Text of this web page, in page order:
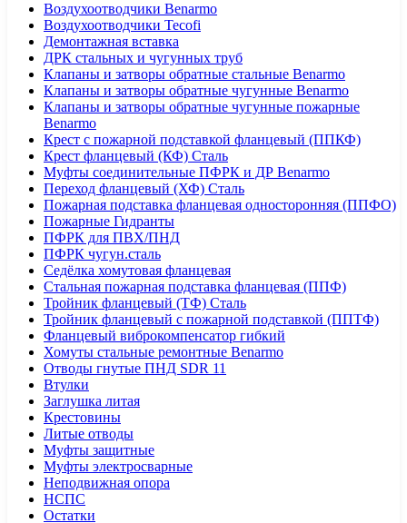
Воздухоотводчики Benarmo
Воздухоотводчики Tecofi
Демонтажная вставка
ДРК стальных и чугунных труб
Клапаны и затворы обратные стальные Benarmo
Клапаны и затворы обратные чугунные Benarmo
Клапаны и затворы обратные чугунные пожарные
Benarmo
Крест с пожарной подставкой фланцевый (ППКФ)
Крест фланцевый (КФ) Сталь
Муфты соединительные ПФРК и ДР Benarmo
Переход фланцевый (ХФ) Сталь
Пожарная подставка фланцевая односторонняя (ППФО)
Пожарные Гидранты
ПФРК для ПВХ/ПНД
ПФРК чугун.сталь
Седёлка хомутовая фланцевая
Стальная пожарная подставка фланцевая (ППФ)
Тройник фланцевый (ТФ) Сталь
Тройник фланцевый с пожарной подставкой (ППТФ)
Фланцевый виброкомпенсатор гибкий
Хомуты стальные ремонтные Benarmo
Отводы гнутые ПНД SDR 11
Втулки
Заглушка литая
Крестовины
Литые отводы
Муфты защитные
Муфты электросварные
Неподвижная опора
НСПС
Остатки